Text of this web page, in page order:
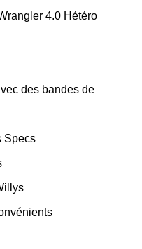
4.0 Hétéro
des bandes de
Specs